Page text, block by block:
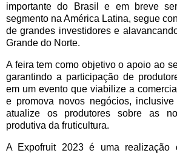
importante do Brasil e em breve
segmento na América Latina, segue
de grandes investidores e
Grande do Norte.
A feira tem como objetivo o apoio ao
garantindo a participação de
em um evento que viabilize a
e promova novos negócios,
atualize os produtores sobre as
produtiva da fruticultura.
A Expofruit 2023 é uma realização